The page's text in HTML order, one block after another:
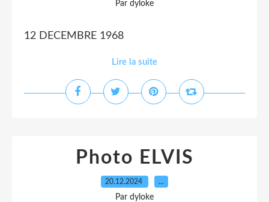
Par dyloke
12 DECEMBRE 1968
Lire la suite
Photo ELVIS
20.12.2024 …
Par dyloke